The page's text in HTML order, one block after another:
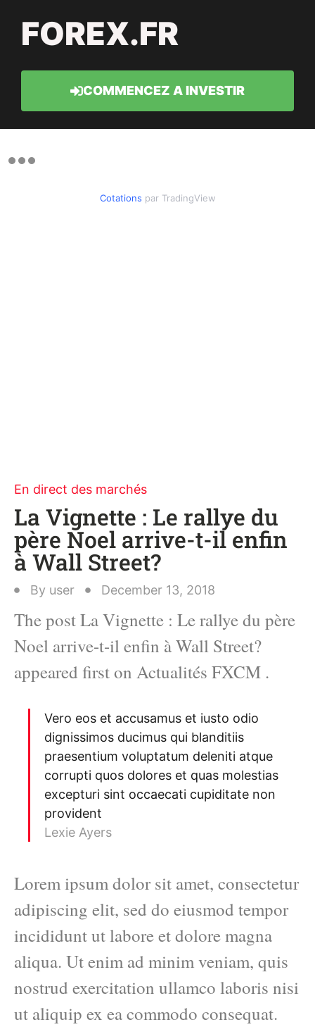
FOREX.FR
COMMENCEZ A INVESTIR
Cotations par TradingView
En direct des marchés
La Vignette : Le rallye du
père Noel arrive-t-il enfin
à Wall Street?
By user December 13, 2018
The post La Vignette : Le rallye du père
Noel arrive-t-il enfin à Wall Street?
appeared first on Actualités FXCM .
Vero eos et accusamus et iusto odio
dignissimos ducimus qui blanditiis
praesentium voluptatum deleniti atque
corrupti quos dolores et quas molestias
excepturi sint occaecati cupiditate non
provident
Lexie Ayers
Lorem ipsum dolor sit amet, consectetur
adipiscing elit, sed do eiusmod tempor
incididunt ut labore et dolore magna
aliqua. Ut enim ad minim veniam, quis
nostrud exercitation ullamco laboris nisi
ut aliquip ex ea commodo consequat.